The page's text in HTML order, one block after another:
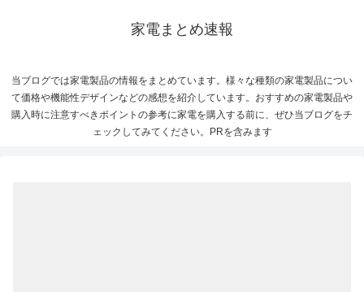
家電まとめ速報
当ブログでは家電製品の情報をまとめています。様々な種類の家電製品につい
て価格や機能性デザインなどの感想を紹介しています。おすすめの家電製品や
購入時に注意すべきポイントの参考に家電を購入する前に、ぜひ当ブログをチ
ェックしてみてください。PRを含みます